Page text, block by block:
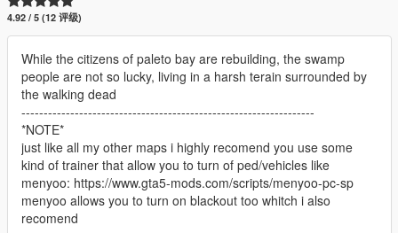
4.92 / 5 (12 评级)
While the citizens of paleto bay are rebuilding, the swamp
people are not so lucky, living in a harsh terain surrounded by
the walking dead
------------------------------------------------------------------
*NOTE*
just like all my other maps i highly recomend you use some
kind of trainer that allow you to turn of ped/vehicles like
menyoo: https://www.gta5-mods.com/scripts/menyoo-pc-sp
menyoo allows you to turn on blackout too whitch i also
recomend